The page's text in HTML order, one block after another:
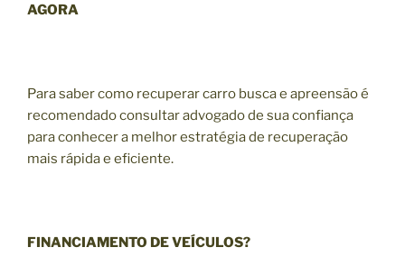
AGORA
Para saber como recuperar carro busca e apreensão é
recomendado consultar advogado de sua confiança
para conhecer a melhor estratégia de recuperação
mais rápida e eficiente.
FINANCIAMENTO DE VEÍCULOS?